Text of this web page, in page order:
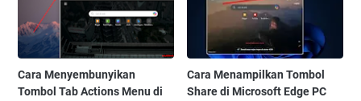
Cara Menyembunyikan
Tombol Tab Actions Menu di
Cara Menampilkan Tombol
Share di Microsoft Edge PC